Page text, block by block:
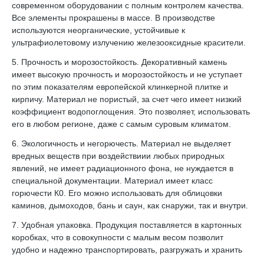
современном оборудовании с полным контролем качества.
Все элементы прокрашены в массе. В производстве
используются неорганические, устойчивые к
ультрафиолетовому излучению железооксидные красители.
5. Прочность и морозостойкость. Декоративный камень
имеет высокую прочность и морозостойкость и не уступает
по этим показателям европейской клинкерной плитке и
кирпичу. Материал не пористый, за счет чего имеет низкий
коэффициент водопоглощения. Это позволяет, использовать
его в любом регионе, даже с самым суровым климатом.
6. Экологичность и негорючесть. Материал не выделяет
вредных веществ при воздействиии любых природных
явлений, не имеет радиационного фона, не нуждается в
специальной документации. Материал имеет класс
горючести К0. Его можно использовать для облицовки
каминов, дымоходов, бань и саун, как снаружи, так и внутри.
7. Удобная упаковка. Продукция поставляется в картонных
коробках, что в совокупности с малым весом позволит
удобно и надежно транспортировать, разгружать и хранить